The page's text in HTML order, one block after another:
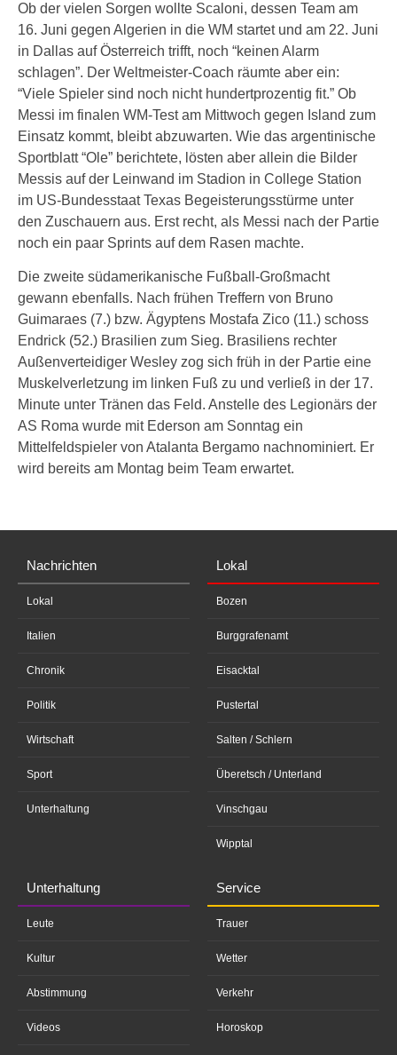
Ob der vielen Sorgen wollte Scaloni, dessen Team am
16. Juni gegen Algerien in die WM startet und am 22. Juni
in Dallas auf Österreich trifft, noch “keinen Alarm
schlagen”. Der Weltmeister-Coach räumte aber ein:
“Viele Spieler sind noch nicht hundertprozentig fit.” Ob
Messi im finalen WM-Test am Mittwoch gegen Island zum
Einsatz kommt, bleibt abzuwarten. Wie das argentinische
Sportblatt “Ole” berichtete, lösten aber allein die Bilder
Messis auf der Leinwand im Stadion in College Station
im US-Bundesstaat Texas Begeisterungsstürme unter
den Zuschauern aus. Erst recht, als Messi nach der Partie
noch ein paar Sprints auf dem Rasen machte.
Die zweite südamerikanische Fußball-Großmacht
gewann ebenfalls. Nach frühen Treffern von Bruno
Guimaraes (7.) bzw. Ägyptens Mostafa Zico (11.) schoss
Endrick (52.) Brasilien zum Sieg. Brasiliens rechter
Außenverteidiger Wesley zog sich früh in der Partie eine
Muskelverletzung im linken Fuß zu und verließ in der 17.
Minute unter Tränen das Feld. Anstelle des Legionärs der
AS Roma wurde mit Ederson am Sonntag ein
Mittelfeldspieler von Atalanta Bergamo nachnominiert. Er
wird bereits am Montag beim Team erwartet.
Nachrichten
Lokal
Italien
Chronik
Politik
Wirtschaft
Sport
Unterhaltung
Lokal
Bozen
Burggrafenamt
Eisacktal
Pustertal
Salten / Schlern
Überetsch / Unterland
Vinschgau
Wipptal
Unterhaltung
Leute
Kultur
Abstimmung
Videos
Service
Trauer
Wetter
Verkehr
Horoskop